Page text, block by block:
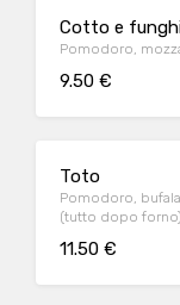
Cotto e
Pomodoro,
9.50 €
Toto
Pomodoro,
(tutto dopo forno)
11.50 €